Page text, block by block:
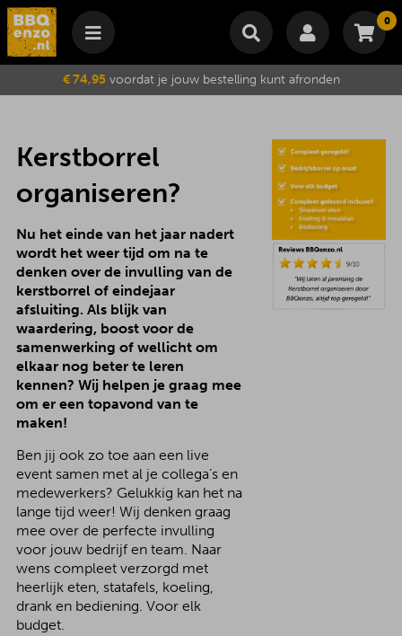
0
Winkelmand
Je winkelwagen is momenteel leeg.
Subtotaal €
€ 74,95voordat je jouw bestelling kunt afronden
Kerstborrel
organiseren?
Nu het einde van het jaar nadert
wordt het weer tijd om na te
denken over de invulling van de
kerstborrel of eindejaar
afsluiting. Als blijk van
waardering, boost voor de
samenwerking of wellicht om
elkaar nog beter te leren
kennen? Wij helpen je graag mee
om er een topavond van te
maken!
Ben jij ook zo toe aan een live
event samen met al je collega’s en
medewerkers? Gelukkig kan het na
lange tijd weer! Wij denken graag
mee over de perfecte invulling
voor jouw bedrijf en team. Naar
wens compleet verzorgd met
heerlijk eten, statafels, koeling,
drank en bediening. Voor elk
budget.